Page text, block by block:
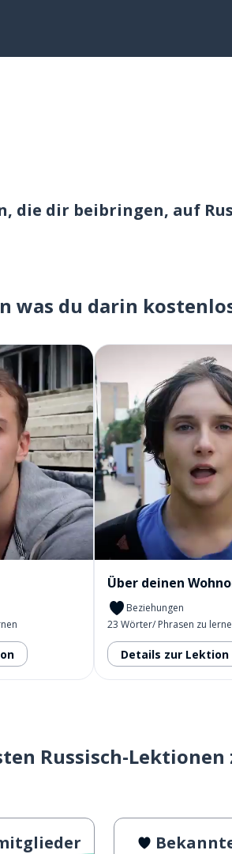
die dir beibringen, auf
was du darin
Über deinen
Beziehungen
23 Wörter/ Phrasen zu
Details zur Lektion
Russisch-Lektionen